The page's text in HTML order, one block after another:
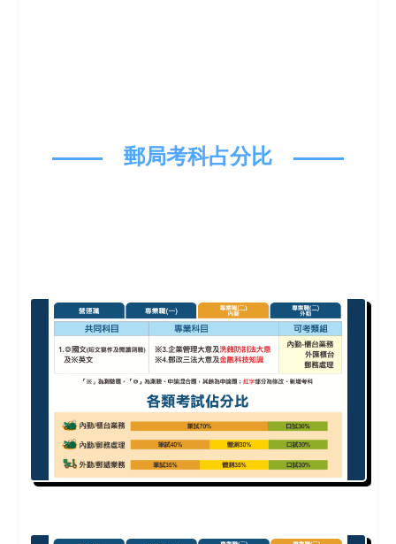
郵局考科占分比